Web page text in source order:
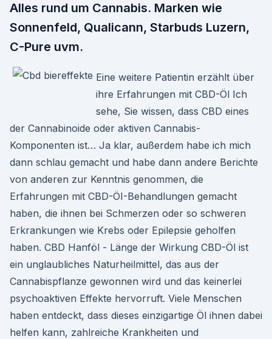
Alles rund um Cannabis. Marken wie
Sonnenfeld, Qualicann, Starbuds Luzern,
C-Pure uvm.
Eine weitere Patientin erzählt über
ihre Erfahrungen mit CBD-Öl Ich
sehe, Sie wissen, dass CBD eines
der Cannabinoide oder aktiven Cannabis-
Komponenten ist… Ja klar, außerdem habe ich mich
dann schlau gemacht und habe dann andere Berichte
von anderen zur Kenntnis genommen, die
Erfahrungen mit CBD-ÖI-Behandlungen gemacht
haben, die ihnen bei Schmerzen oder so schweren
Erkrankungen wie Krebs oder Epilepsie geholfen
haben. CBD Hanföl - Länge der Wirkung CBD-Öl ist
ein unglaubliches Naturheilmittel, das aus der
Cannabispflanze gewonnen wird und das keinerlei
psychoaktiven Effekte hervorruft. Viele Menschen
haben entdeckt, dass dieses einzigartige Öl ihnen dabei
helfen kann, zahlreiche Krankheiten und